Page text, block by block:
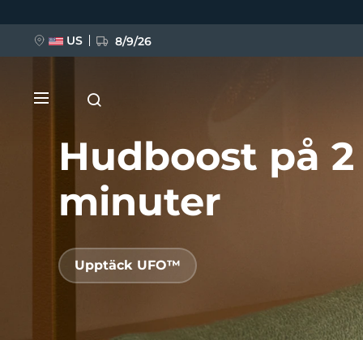
Hudboost på 2
minuter
Upptäck UFO™
US 8/9/26
BREAKING NEWS